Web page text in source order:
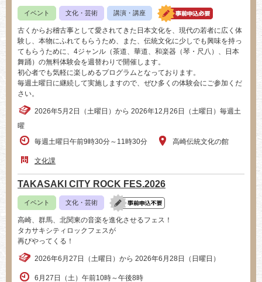
イベント 文化・芸術 講演・講座
古くからお稽古事として愛されてきた日本文化を、現代の若者に広く体
験し、本物にふれてもらうため、また、伝統文化に少しでも興味を持っ
てもらうために、4ジャンル（茶道、華道、和楽器（琴・尺八）、日本
舞踊）の無料体験会を週替わりで開催します。
初心者でも気軽に楽しめるプログラムとなっております。
毎週土曜日に継続して実施しますので、ぜひ多くの体験会にご参加くだ
さい。
2026年5月2日（土曜日）から 2026年12月26日（土曜日）毎週土
曜
毎週土曜日午前9時30分～11時30分
高崎伝統文化の館
文化課
TAKASAKI CITY ROCK FES.2026
イベント 文化・芸術
高崎、群馬、北関東の音楽を進化させるフェス！
タカサキシティロックフェスが
再びやってくる！
2026年6月27日（土曜日）から 2026年6月28日（日曜日）
6月27日（土）午前10時～午後8時